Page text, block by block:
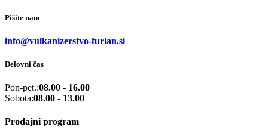
Pišite nam
info@vulkanizerstvo-furlan.si
Delovni čas
Pon-pet.:08.00 - 16.00
Sobota:08.00 - 13.00
Prodajni program